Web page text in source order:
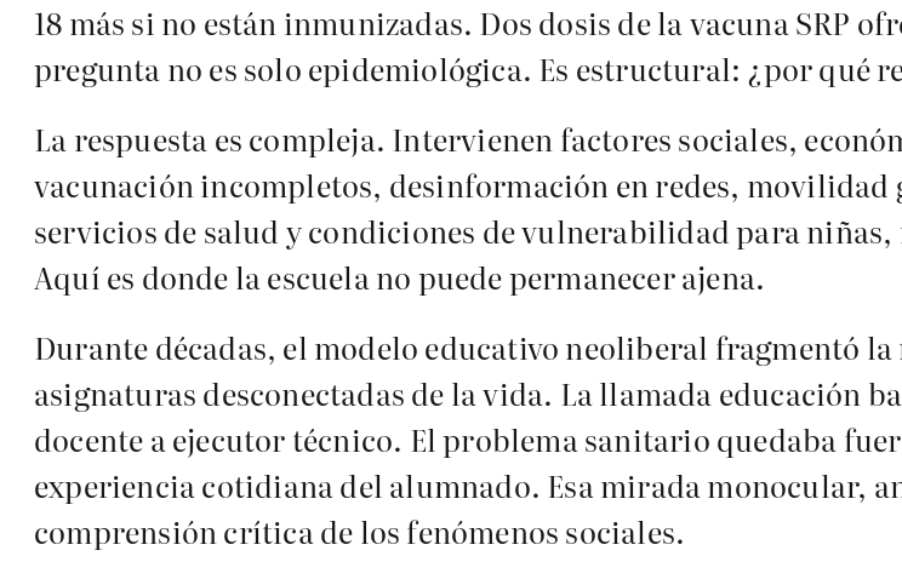
18 más si no están inmunizadas. Dos dosis de la vacuna SRP
pregunta no es solo epidemiológica. Es estructural: ¿por qué
La respuesta es compleja. Intervienen factores sociales,
vacunación incompletos, desinformación en redes,
servicios de salud y condiciones de vulnerabilidad para
Aquí es donde la escuela no puede permanecer ajena.
Durante décadas, el modelo educativo neoliberal fragmentó
asignaturas desconectadas de la vida. La llamada educación
docente a ejecutor técnico. El problema sanitario quedaba
experiencia cotidiana del alumnado. Esa mirada monocular,
comprensión crítica de los fenómenos sociales.